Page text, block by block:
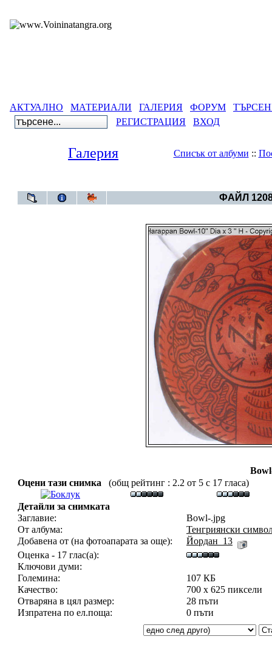
АКТУАЛНО МАТЕРИАЛИ ГАЛЕРИЯ ФОРУМ
РЕГИСТРАЦИЯ
ВХОД
Галерия Списък от албуми ::
ФАЙЛ
Оцени тази снимка
(общ рейтинг : 2.2 от 5 с 17 гласа)
Детайли за снимката
Заглавие:
Bowl-.jpg
От албума:
Тенгриянски
Добавена от (на фотоапарата за още):
Йордан_13
Оценка - 17 глас(а):
Ключови думи:
Големина:
107 КБ
Качество:
700 x 625 пиксели
Отваряна в цял размер:
28 пъти
Изпратена по ел.поща:
0 пъти